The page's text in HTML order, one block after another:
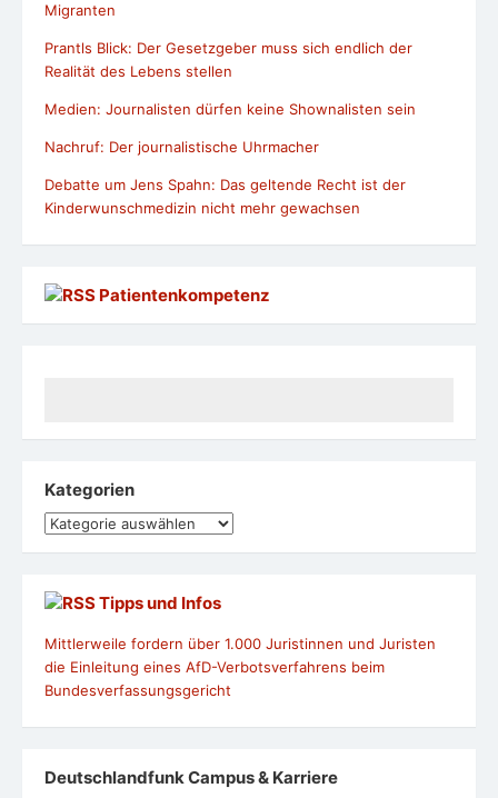
Migranten
Prantls Blick: Der Gesetzgeber muss sich endlich der
Realität des Lebens stellen
Medien: Journalisten dürfen keine Shownalisten sein
Nachruf: Der journalistische Uhrmacher
Debatte um Jens Spahn: Das geltende Recht ist der
Kinderwunschmedizin nicht mehr gewachsen
Patientenkompetenz
Kategorien
Kategorien
Tipps und Infos
Mittlerweile fordern über 1.000 Juristinnen und Juristen
die Einleitung eines AfD-Verbotsverfahrens beim
Bundesverfassungsgericht
Deutschlandfunk Campus & Karriere